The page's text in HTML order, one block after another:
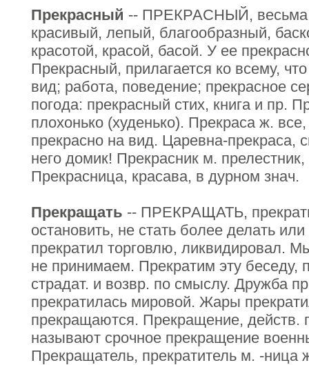
Прекрасный -- ПРЕКРАСНЫЙ, весьма
красивый, лепый, благообразный,
красотой, красой, басой. У ее
Прекрасный, прилагается ко всему,
вид; работа, поведение; прекрасное
погода: прекрасный стих, книга и пр.
плохонько (худенько). Прекраса ж.
прекрасно на вид. Царевна-прекраса,
него домик! Прекрасник м.
Прекрасница, красава, в дурном знач.
Прекращать -- ПРЕКРАЩАТЬ,
остановить, не стать более делать
прекратил торговлю, ликвидировал.
не принимаем. Прекратим эту беседу,
страдат. и возвр. по смыслу. Дружба
прекратилась мировой. Жары
прекращаются. Прекращение, действ.
называют срочное прекращение
Прекращатель, прекратитель м. -ница